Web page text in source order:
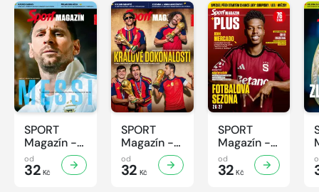
SPORT
Magazín -
32/2026
od
32 Kč
SPORT
Magazín -
31/2026
od
32 Kč
SPORT
Magazín -
30/2026
od
32 Kč